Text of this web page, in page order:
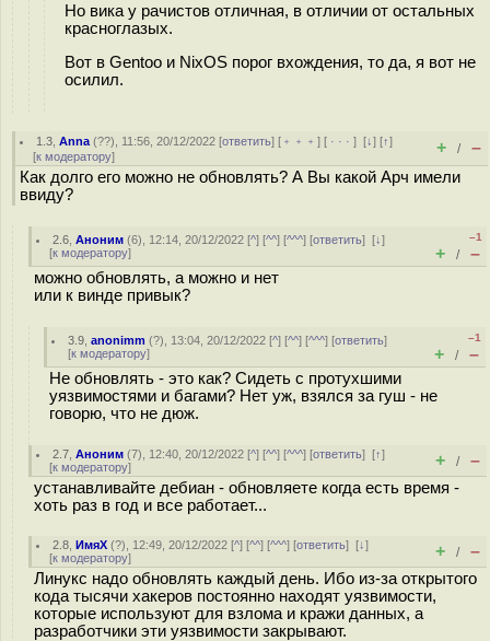
Но вика у рачистов отличная, в отличии от остальных
кpacнoглaзыx.
Вот в Gentoo и NixOS порог вхождения, то да, я вот не
осилил.
1.3 ,Anna (??), 11:56, 20/12/2022 [ответить] [ ﹢﹢﹢] [ · · ·][↓] [↑]
[к модератору] + / –
Как долго его можно не обновлять? А Вы какой Арч имели
ввиду?
2.6 ,Аноним (6), 12:14, 20/12/2022 [^] [^^] [^^^] [ответить][↓]
[к модератору]
–1
+ / –
можно обновлять, а можно и нет
или к винде привык?
3.9 ,anonimm (?), 13:04, 20/12/2022 [^] [^^] [^^^] [ответить]
[к модератору]
–1
+ / –
Не обновлять - это как? Сидеть с протухшими
уязвимостями и багами? Нет уж, взялся за гуш - не
говорю, что не дюж.
2.7 ,Аноним (7), 12:40, 20/12/2022 [^] [^^] [^^^] [ответить][↑]
[к модератору] + / –
устанавливайте дебиан - обновляете когда есть время -
хоть раз в год и все работает...
2.8 ,ИмяХ (?), 12:49, 20/12/2022 [^] [^^] [^^^] [ответить][↓]
[к модератору] + / –
Линукс надо обновлять каждый день. Ибо из-за открытого
кода тысячи хакеров постоянно находят уязвимости,
которые используют для взлома и кражи данных, а
разработчики эти уязвимости закрывают.